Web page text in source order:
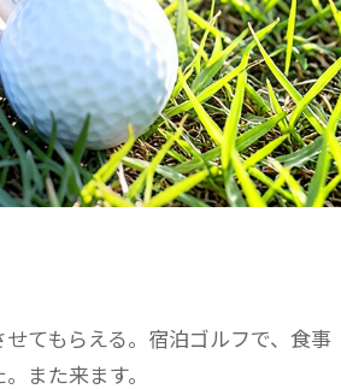
てもらえる。宿泊ゴルフで、食事
また来ます。